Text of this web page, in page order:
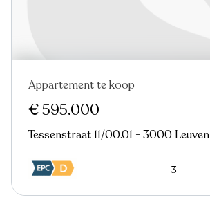
Nieuw Virtual tour
Appartement te koop
€ 595.000
Tessenstraat 11/00.01 - 3000 Leuven
3